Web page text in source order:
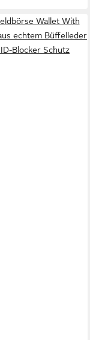
Wallet With
echtem Büffelleder
Blocker Schutz